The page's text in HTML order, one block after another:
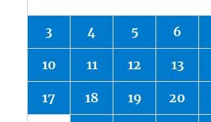
3 4 5 6
10 11 12 13
17 18 19 20